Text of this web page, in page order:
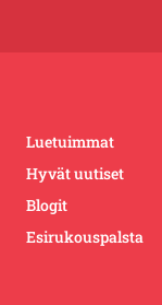
Luetuimmat
Hyvät uutiset
Blogit
Esirukouspalsta